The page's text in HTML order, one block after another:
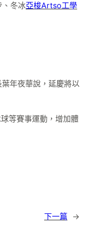
、冬冰亞梭Artso工學
年夜華說，延慶將以
等賽事運動，增加體
下一篇 →